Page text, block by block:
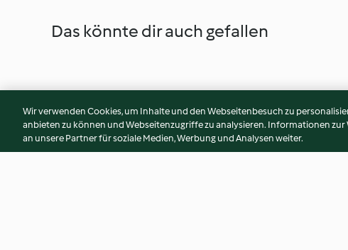
Das könnte dir auch gefallen
Wir verwenden Cookies, um Inhalte und den Webseitenbesuch zu
anbieten zu können und Webseitenzugriffe zu analysieren. Informationen
an unsere Partner für soziale Medien, Werbung und Analysen weiter.